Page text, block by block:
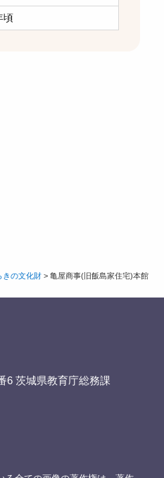
頃
きの文化財> 亀屋商事(旧飯島家住宅)本館
6 茨城県教育庁総務課